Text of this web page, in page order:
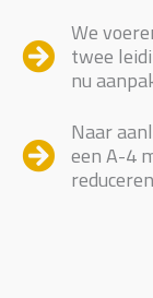
We
twee
nu
Naar
een A-4